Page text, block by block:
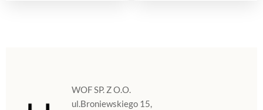
WOF SP. Z O.O.
ul.Broniewskiego 15,